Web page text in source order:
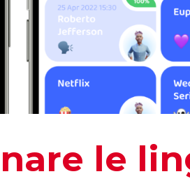
le